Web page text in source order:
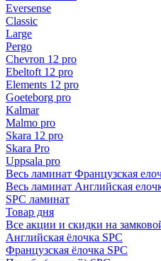
Eversense
Classic
Large
Pergo
Chevron 12 pro
Ebeltoft 12 pro
Elements 12 pro
Goeteborg pro
Kalmar
Malmo pro
Skara 12 pro
Skara Pro
Uppsala pro
Весь ламинат Французская
Весь ламинат Английская
SPC ламинат
Товар дня
Все акции и скидки на
Английская ёлочка SPC
Французская ёлочка SPC